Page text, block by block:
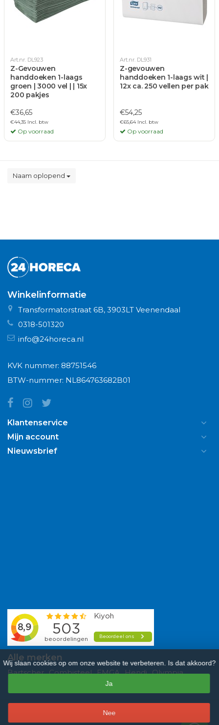
Art.nr. DL923
Z-Gevouwen
handdoeken 1-laags
groen | 3000 vel | | 15x
200 pakjes
€36,65
€44,35 Incl. btw
Op voorraad
Art.nr. DL931
Z-gevouwen
handdoeken 1-laags wit |
12x ca. 250 vellen per pak
€54,25
€65,64 Incl. btw
Op voorraad
Naam oplopend
Winkelinformatie
Transformatorstraat 6B, 3903LT Veenendaal
0318-501320
info@24horeca.nl
KVK nummer: 88751546
BTW-nummer: NL864763682B01
Klantenservice
Mijn account
Nieuwsbrief
Alle merken
Bartscher Combisteel EMGA Hendi Olympia
Vogue
beoordelingen.
Wij slaan cookies op om onze website te verbeteren. Is dat akkoord?
Ja
Nee